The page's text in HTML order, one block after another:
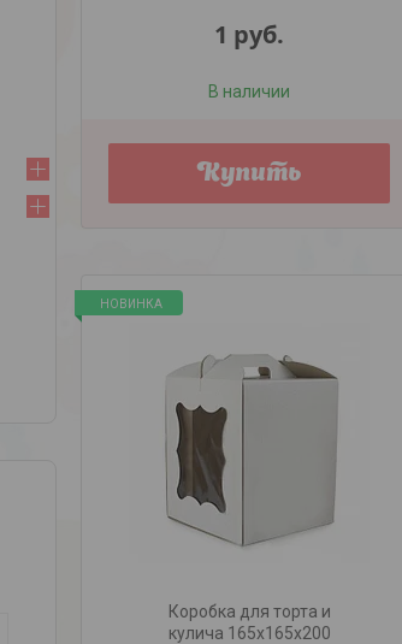
1 руб.
В наличии
Купить
НОВИНКА
Коробка для торта и
кулича 165х165х200